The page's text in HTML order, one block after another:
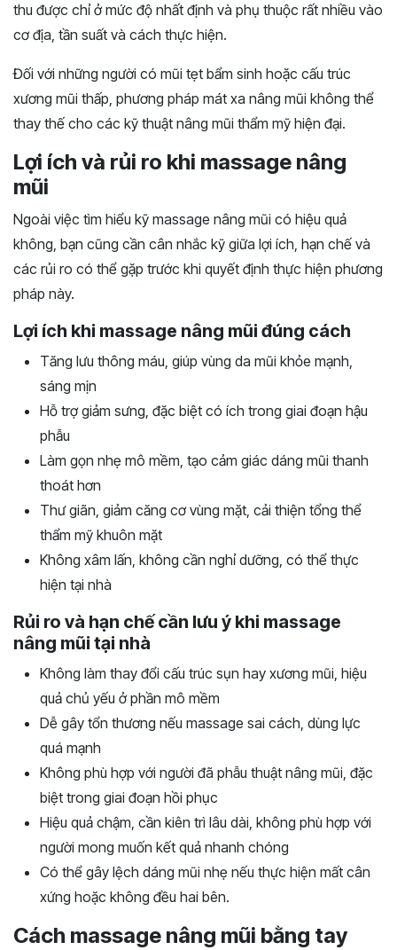
thu được chỉ ở mức độ nhất định và phụ thuộc rất nhiều vào
cơ địa, tần suất và cách thực hiện.
Đối với những người có mũi tẹt bẩm sinh hoặc cấu trúc
xương mũi thấp, phương pháp mát xa nâng mũi không thể
thay thế cho các kỹ thuật nâng mũi thẩm mỹ hiện đại.
Lợi ích và rủi ro khi massage nâng
mũi
Ngoài việc tìm hiểu kỹ massage nâng mũi có hiệu quả
không, bạn cũng cần cân nhắc kỹ giữa lợi ích, hạn chế và
các rủi ro có thể gặp trước khi quyết định thực hiện phương
pháp này.
Lợi ích khi massage nâng mũi đúng cách
Tăng lưu thông máu, giúp vùng da mũi khỏe mạnh,
sáng mịn
Hỗ trợ giảm sưng, đặc biệt có ích trong giai đoạn hậu
phẫu
Làm gọn nhẹ mô mềm, tạo cảm giác dáng mũi thanh
thoát hơn
Thư giãn, giảm căng cơ vùng mặt, cải thiện tổng thể
thẩm mỹ khuôn mặt
Không xâm lấn, không cần nghỉ dưỡng, có thể thực
hiện tại nhà
Rủi ro và hạn chế cần lưu ý khi massage
nâng mũi tại nhà
Không làm thay đổi cấu trúc sụn hay xương mũi, hiệu
quả chủ yếu ở phần mô mềm
Dễ gây tổn thương nếu massage sai cách, dùng lực
quá mạnh
Không phù hợp với người đã phẫu thuật nâng mũi, đặc
biệt trong giai đoạn hồi phục
Hiệu quả chậm, cần kiên trì lâu dài, không phù hợp với
người mong muốn kết quả nhanh chóng
Có thể gây lệch dáng mũi nhẹ nếu thực hiện mất cân
xứng hoặc không đều hai bên.
Cách massage nâng mũi bằng tay